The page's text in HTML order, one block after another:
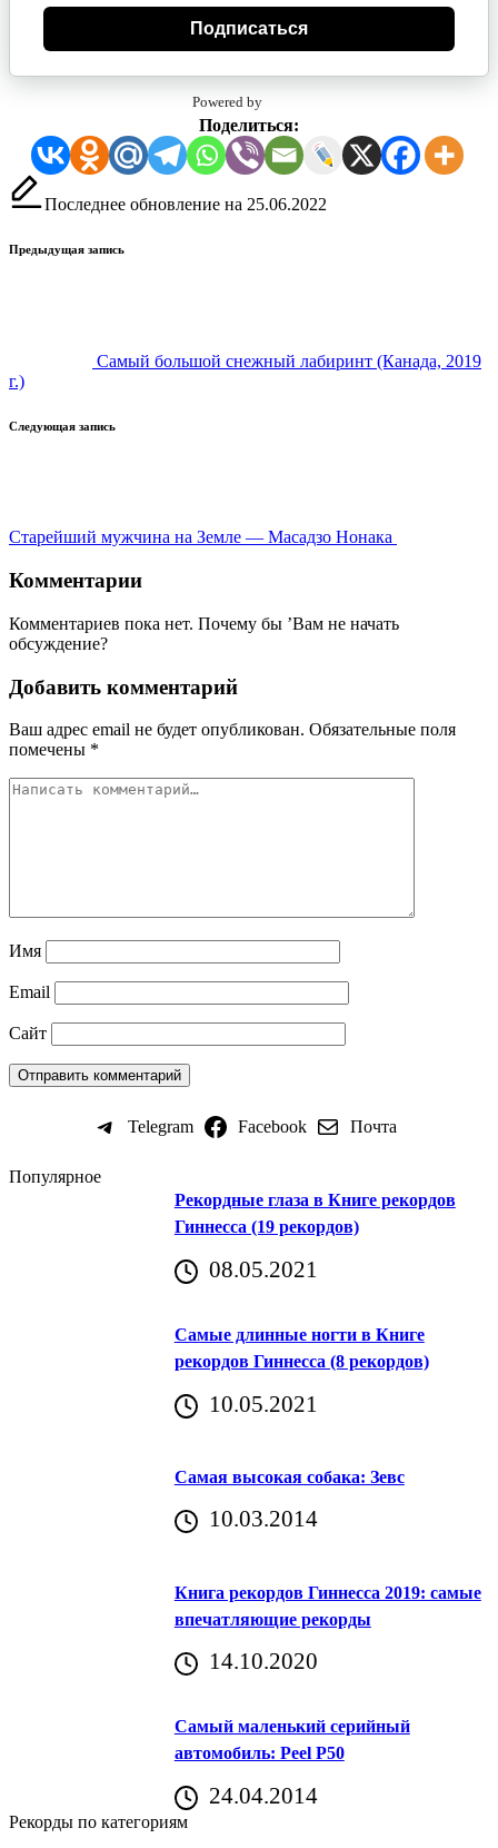
Подписаться
Powered by
Поделиться:
Последнее обновление на 25.06.2022
Навигация
Предыдущая запись
Самый большой снежный лабиринт (Канада, 2019
г.)
Следующая запись
Старейший мужчина на Земле — Масадзо Нонака
Комментарии
Комментариев пока нет. Почему бы ’Вам не начать
обсуждение?
Добавить комментарий
Ваш адрес email не будет опубликован. Обязательные поля
помечены *
Имя
Email
Сайт
Telegram Facebook Почта
Популярное
Рекордные глаза в Книге рекордов
Гиннесса (19 рекордов)
08.05.2021
Самые длинные ногти в Книге
рекордов Гиннесса (8 рекордов)
10.05.2021
Самая высокая собака: Зевс
10.03.2014
Книга рекордов Гиннесса 2019: самые
впечатляющие рекорды
14.10.2020
Самый маленький серийный
автомобиль: Peel P50
24.04.2014
Рекорды по категориям